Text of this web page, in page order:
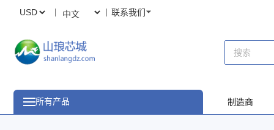
联系我们
所有产品 制造商